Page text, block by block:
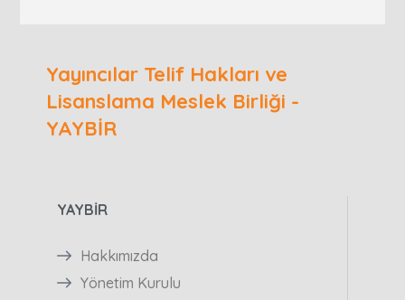
Yayıncılar Telif Hakları ve
Lisanslama Meslek Birliği -
YAYBİR
YAYBİR
Hakkımızda
Yönetim Kurulu